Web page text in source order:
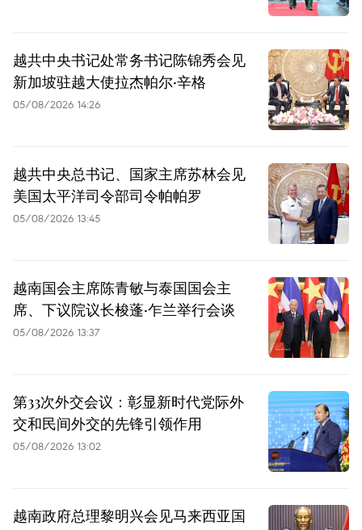
越共中央书记处常务书记陈锦秀会见
新加坡驻越大使拉杰帕尔·辛格
05/08/2026 14:26
越共中央总书记、国家主席苏林会见
美国太平洋司令部司令帕帕罗
05/08/2026 13:45
越南国会主席陈青敏与泰国国会主
席、下议院议长梭蓬·乍兰举行会谈
05/08/2026 13:37
第33次外交会议：彰显新时代党际外
交和民间外交的先锋引领作用
05/08/2026 13:02
越南政府总理黎明兴会见马来西亚国